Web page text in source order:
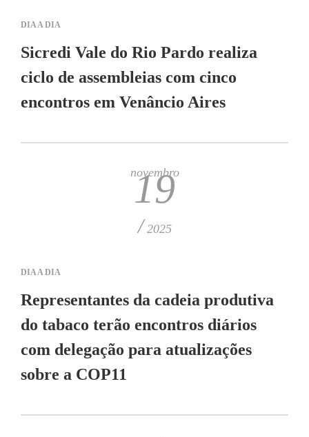
DIA A DIA
Sicredi Vale do Rio Pardo realiza
ciclo de assembleias com cinco
encontros em Venâncio Aires
novembro
19
/ 2025
DIA A DIA
Representantes da cadeia produtiva
do tabaco terão encontros diários
com delegação para atualizações
sobre a COP11